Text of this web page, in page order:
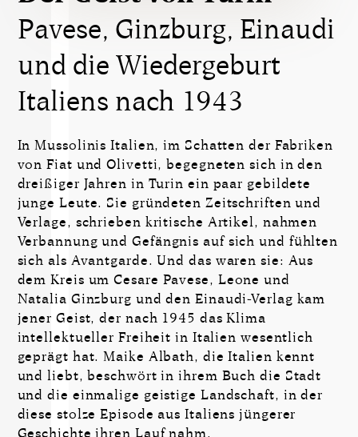
Pavese, Ginzburg, Einaudi
und die Wiedergeburt
Italiens nach 1943
In Mussolinis Italien, im Schatten der Fabriken
von Fiat und Olivetti, begegneten sich in den
dreißiger Jahren in Turin ein paar gebildete
junge Leute. Sie gründeten Zeitschriften und
Verlage, schrieben kritische Artikel, nahmen
Verbannung und Gefängnis auf sich und fühlten
sich als Avantgarde. Und das waren sie: Aus
dem Kreis um Cesare Pavese, Leone und
Natalia Ginzburg und den Einaudi-Verlag kam
jener Geist, der nach 1945 das Klima
intellektueller Freiheit in Italien wesentlich
geprägt hat. Maike Albath, die Italien kennt
und liebt, beschwört in ihrem Buch die Stadt
und die einmalige geistige Landschaft, in der
diese stolze Episode aus Italiens jüngerer
Geschichte ihren Lauf nahm.